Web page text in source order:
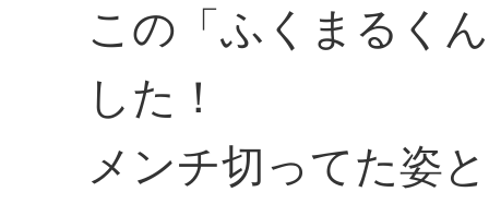
この「ふくまるく
した！
メンチ切ってた姿